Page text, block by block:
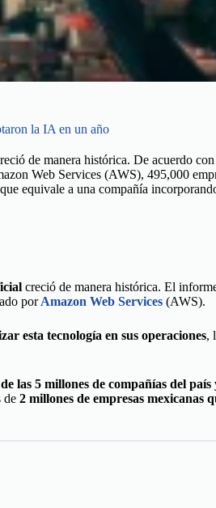
la IA en un año
de manera histórica. De acuerdo
Web Services (AWS), 495,000
equivale a una compañía
creció de manera histórica. El
por Amazon Web Services (AWS).
esta tecnología en sus operaciones,
las 5 millones de compañías del
de 2 millones de empresas mexicanas